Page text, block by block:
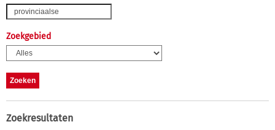
Zoekgebied
Zoekresultaten